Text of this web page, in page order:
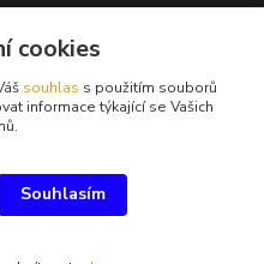
cookies
souhlas s použitím souborů
informace týkající se Vašich
Souhlasím